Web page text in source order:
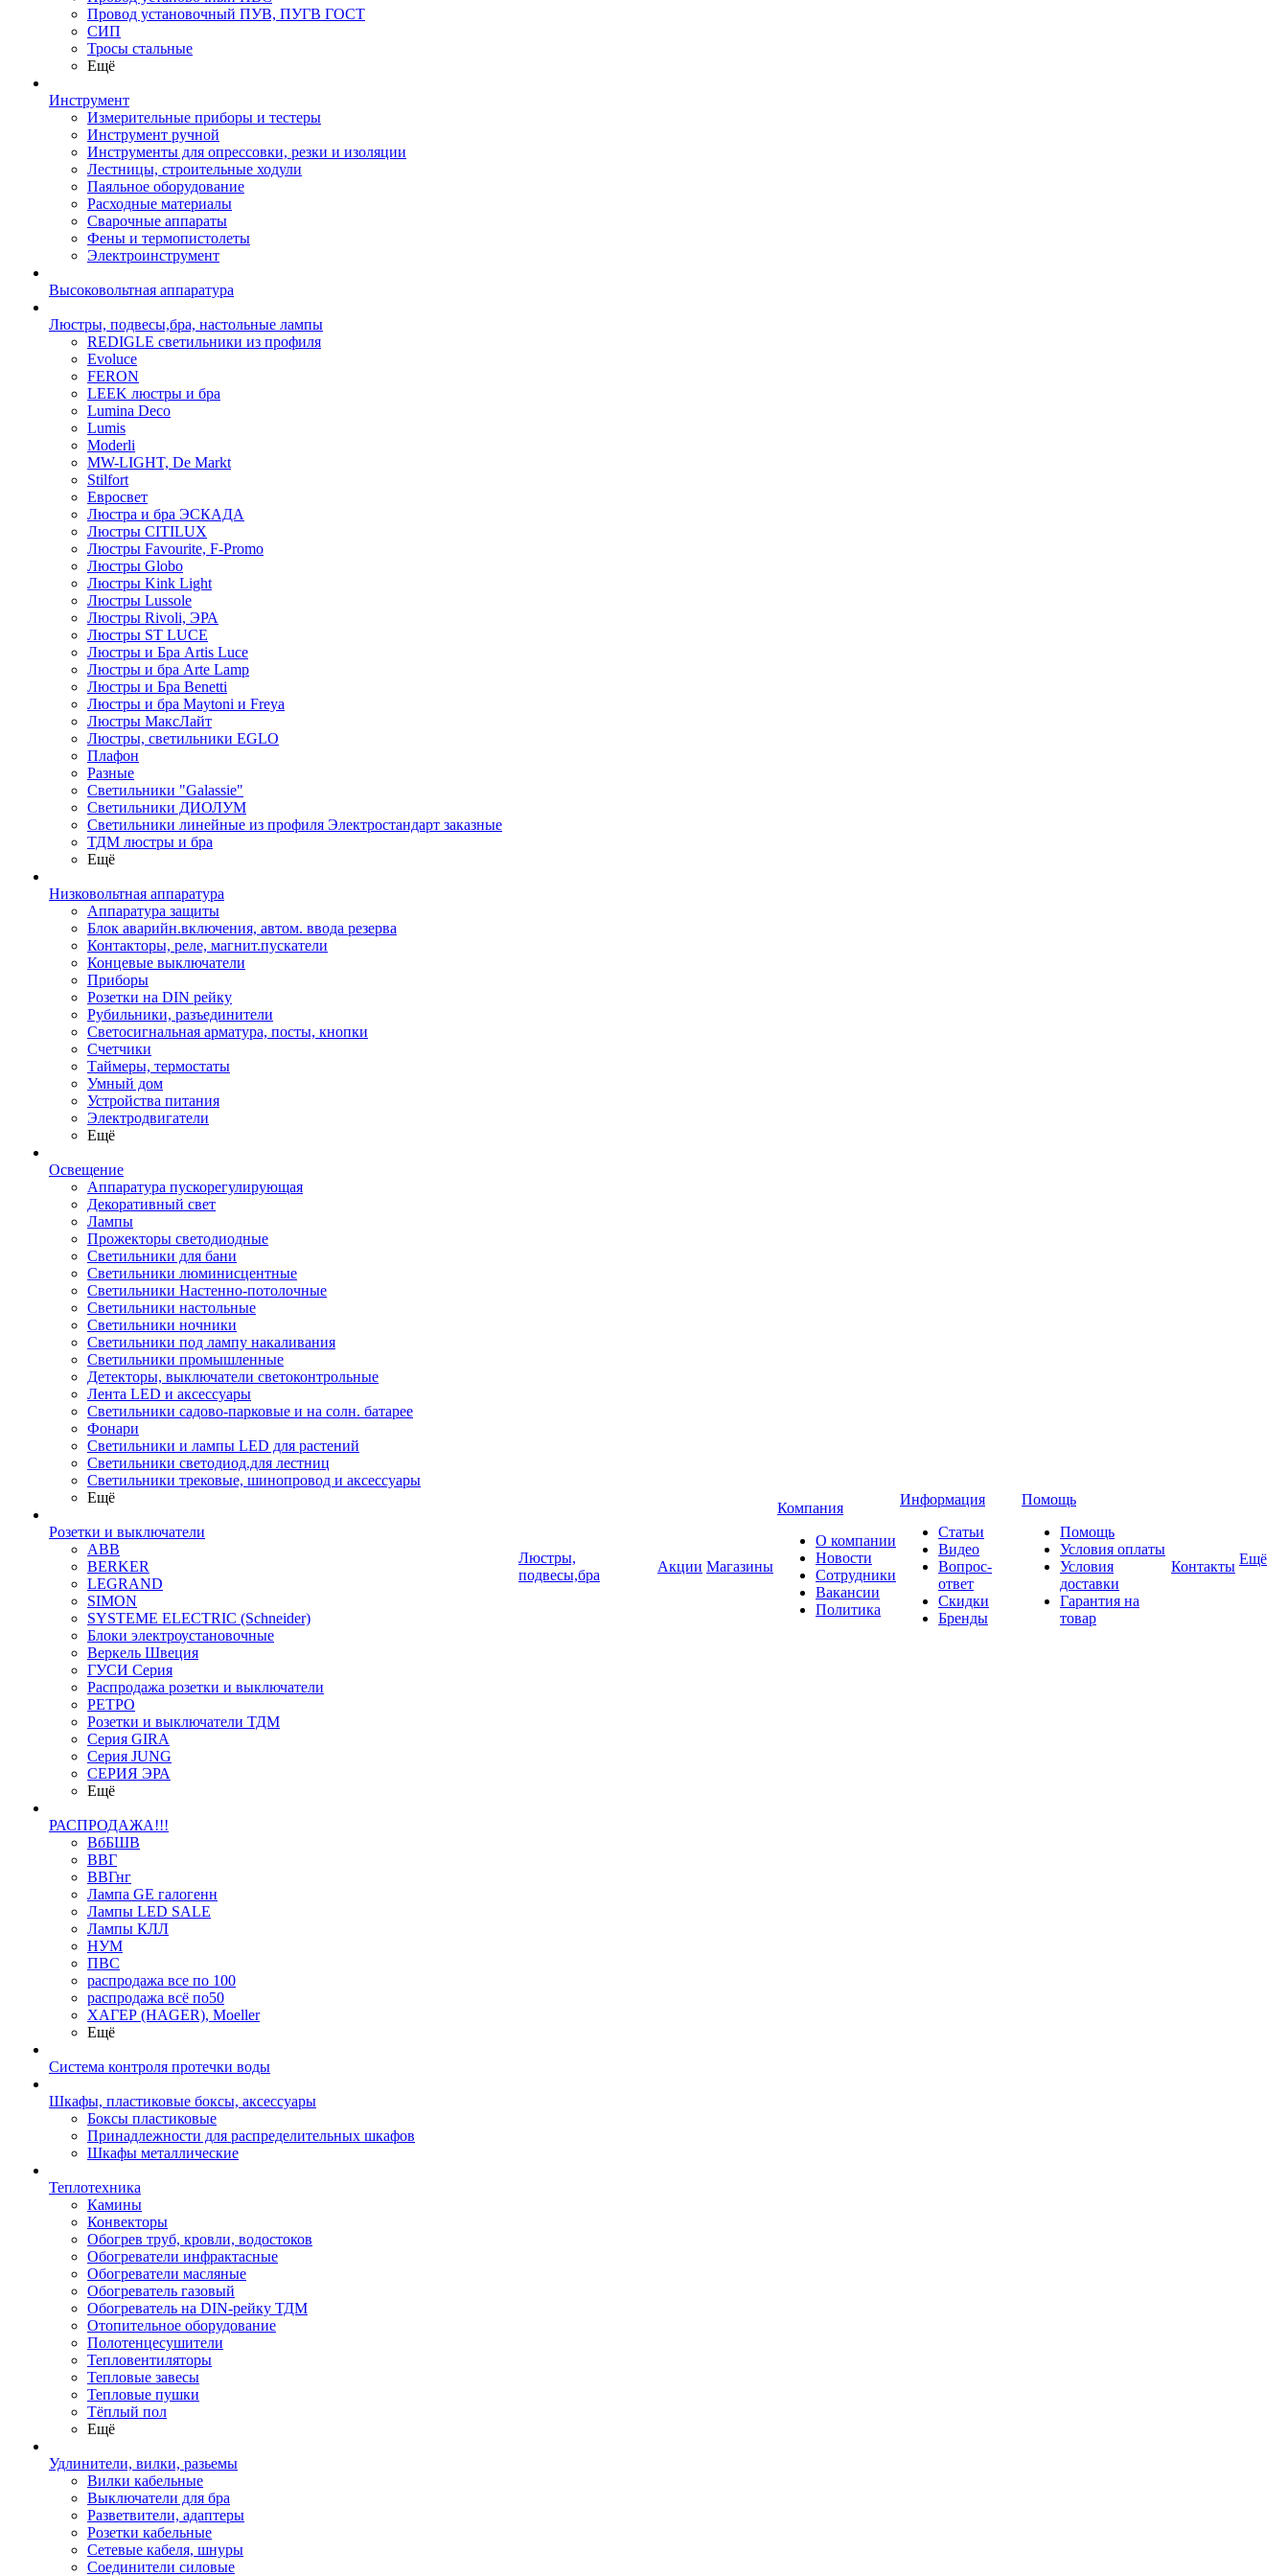
Провод установочный ПУВ, ПУГВ ГОСТ
СИП
Тросы стальные
Ещё
Инструмент
Измерительные приборы и тестеры
Инструмент ручной
Инструменты для опрессовки, резки и изоляции
Лестницы, строительные ходули
Паяльное оборудование
Расходные материалы
Сварочные аппараты
Фены и термопистолеты
Электроинструмент
Высоковольтная аппаратура
Люстры, подвесы,бра, настольные лампы
REDIGLE светильники из профиля
Evoluce
FERON
LEEK люстры и бра
Lumina Deco
Lumis
Moderli
MW-LIGHT, De Markt
Stilfort
Евросвет
Люстра и бра ЭСКАДА
Люстры CITILUX
Люстры Favourite, F-Promo
Люстры Globo
Люстры Kink Light
Люстры Lussole
Люстры Rivoli, ЭРА
Люстры ST LUCE
Люстры и Бра Artis Luce
Люстры и бра Arte Lamp
Люстры и Бра Benetti
Люстры и бра Maytoni и Freya
Люстры МаксЛайт
Люстры, светильники EGLO
Плафон
Разные
Светильники "Galassie"
Светильники ДИОЛУМ
Светильники линейные из профиля Электростандарт заказные
ТДМ люстры и бра
Ещё
Низковольтная аппаратура
Аппаратура защиты
Блок аварийн.включения, автом. ввода резерва
Контакторы, реле, магнит.пускатели
Концевые выключатели
Приборы
Розетки на DIN рейку
Рубильники, разъединители
Светосигнальная арматура, посты, кнопки
Счетчики
Таймеры, термостаты
Умный дом
Устройства питания
Электродвигатели
Ещё
Освещение
Аппаратура пускорегулирующая
Декоративный свет
Лампы
Прожекторы светодиодные
Светильники для бани
Светильники люминисцентные
Светильники Настенно-потолочные
Светильники настольные
Светильники ночники
Светильники под лампу накаливания
Светильники промышленные
Детекторы, выключатели светоконтрольные
Лента LED и аксессуары
Светильники садово-парковые и на солн. батарее
Фонари
Светильники и лампы LED для растений
Светильники светодиод.для лестниц
Светильники трековые, шинопровод и аксессуары
Ещё
Розетки и выключатели
ABB
BERKER
LEGRAND
SIMON
SYSTEME ELECTRIC (Schneider)
Блоки электроустановочные
Веркель Швеция
ГУСИ Серия
Распродажа розетки и выключатели
РЕТРО
Розетки и выключатели ТДМ
Серия GIRA
Серия JUNG
СЕРИЯ ЭРА
Ещё
РАСПРОДАЖА!!!
ВбБШВ
ВВГ
ВВГнг
Лампа GE галогенн
Лампы LED SALE
Лампы КЛЛ
НУМ
ПВС
распродажа все по 100
распродажа всё по50
ХАГЕР (HAGER), Moeller
Ещё
Система контроля протечки воды
Шкафы, пластиковые боксы, аксессуары
Боксы пластиковые
Принадлежности для распределительных шкафов
Шкафы металлические
Теплотехника
Камины
Конвекторы
Обогрев труб, кровли, водостоков
Обогреватели инфрактасные
Обогреватели масляные
Обогреватель газовый
Обогреватель на DIN-рейку ТДМ
Отопительное оборудование
Полотенцесушители
Тепловентиляторы
Тепловые завесы
Тепловые пушки
Тёплый пол
Ещё
Удлинители, вилки, разьемы
Вилки кабельные
Выключатели для бра
Разветвители, адаптеры
Розетки кабельные
Сетевые кабеля, шнуры
Соединители силовые
Люстры,
подвесы,бра
Акции Магазины
Компания
О компании
Новости
Сотрудники
Вакансии
Политика
Информация
Статьи
Видео
Вопрос-
ответ
Скидки
Бренды
Помощь
Помощь
Условия оплаты
Условия
доставки
Гарантия на
товар
Контакты Ещё